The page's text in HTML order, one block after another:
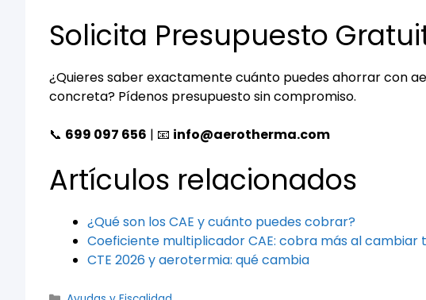
Solicita Presupuesto
¿Quieres saber exactamente cuánto puedes ahorrar con
concreta? Pídenos presupuesto sin compromiso.
📞 699 097 656 | 📧 info@aerotherma.com
Artículos relacionados
¿Qué son los CAE y cuánto puedes cobrar?
Coeficiente multiplicador CAE: cobra más al cambiar
CTE 2026 y aerotermia: qué cambia